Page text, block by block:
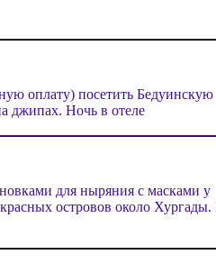
оплату) посетить Бедуинскую
джипах. Ночь в отеле
для ныряния с масками у
островов около Хургады.